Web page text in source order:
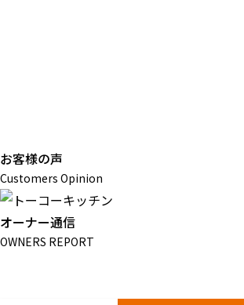
お客様の声
Customers Opinion
オーナー通信
OWNERS REPORT